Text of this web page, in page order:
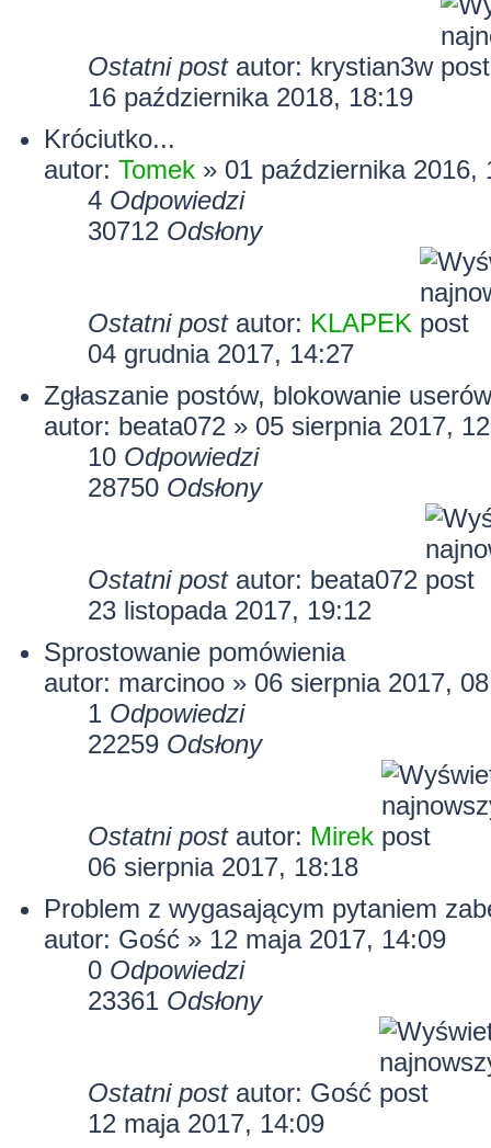
Ostatni post autor: krystian3w
16 października 2018, 18:19
Króciutko...
autor: Tomek » 01 października 2016,
4 Odpowiedzi
30712 Odsłony
Ostatni post autor: KLAPEK
04 grudnia 2017, 14:27
Zgłaszanie postów, blokowanie userów
autor: beata072 » 05 sierpnia 2017,
10 Odpowiedzi
28750 Odsłony
Ostatni post autor: beata072
23 listopada 2017, 19:12
Sprostowanie pomówienia
autor: marcinoo » 06 sierpnia 2017,
1 Odpowiedzi
22259 Odsłony
Ostatni post autor: Mirek
06 sierpnia 2017, 18:18
Problem z wygasającym pytaniem
autor: Gość » 12 maja 2017, 14:09
0 Odpowiedzi
23361 Odsłony
Ostatni post autor: Gość
12 maja 2017, 14:09